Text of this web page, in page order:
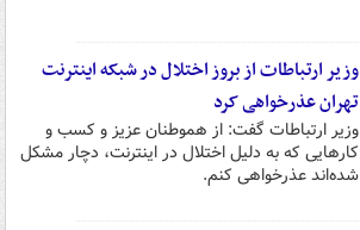
وزیر ارتباطات از بروز اختلال در شبکه اینترنت
تهران عذرخواهی کرد
وزیر ارتباطات گفت: از هموطنان عزیز و کسب و
کارهایی که به دلیل اختلال در اینترنت، دچار مشکل
شده‌اند عذرخواهی کنم.